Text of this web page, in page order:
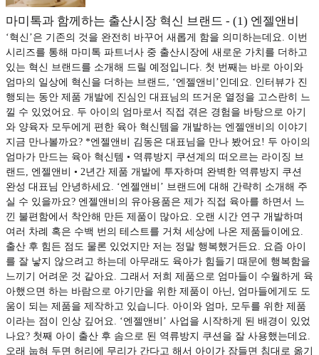
마미톡과 함께하는 출산시장 혁신 브랜드 - (1) 엔젤앤비
‘혁신’은 기존의 것을 완전히 바꾸어 새롭게 함을 의미하는데요. 이번
시리즈를 통해 마미톡 파트너사 중 출산시장에 새로운 가치를 더하고
있는 혁신 브랜드를 소개해 드릴 예정입니다. 첫 번째는 바로 아이와
엄마의 일상에 혁신을 더하는 브랜드, ‘엔젤앤비’인데요. 인터뷰가 진
행되는 동안 제품 개발에 진심인 대표님의 뜨거운 열정을 고스란히 느
낄 수 있었어요. 두 아이의 엄마로서 직접 겪은 경험을 바탕으로 아기
와 양육자 모두에게 편한 육아 혁신템을 개발하는 엔젤앤비의 이야기
지금 만나볼까요? *엔젤앤비 김동은 대표님을 만나 봤어요! 두 아이의
엄마가 만드는 육아 혁신템 • 역류방지 쿠션계의 떠오르는 라이징 브
랜드, 엔젤앤비 • 2년간 제품 개발에 투자하며 완벽한 역류방지 쿠션
완성 대표님 안녕하세요. ‘엔젤앤비’ 브랜드에 대해 간략히 소개해 주
실 수 있을까요? 엔젤앤비의 유아용품은 제가 직접 육아를 하면서 느
낀 불편함에서 착안해 만든 제품이 많아요. 오랜 시간 연구 개발하며
여러 차례 혹은 수백 번의 테스트를 거쳐 세상에 나온 제품들이에요.
출산 후 힘든 점도 물론 있었지만 저는 정말 행복했거든요. 요즘 아이
를 잘 낳지 않으려고 하는데 아무래도 육아가 힘들기 때문에 행복함을
느끼기 어려운 것 같아요. 그래서 저희 제품으로 엄마들이 수월하게 육
아했으면 하는 바람으로 아기만을 위한 제품이 아닌, 엄마들에게도 도
움이 되는 제품을 제작하고 있습니다. 아이와 엄마, 모두를 위한 제품
이라는 점이 인상 깊어요. ‘엔젤앤비’ 사업을 시작하게 된 배경이 있었
나요? 첫째 아이 출산 후 솜으로 된 역류방지 쿠션을 잘 사용했는데요.
오래 눕혀 두면 허리에 무리가 간다고 해서 아이가 잠들면 침대로 옮기